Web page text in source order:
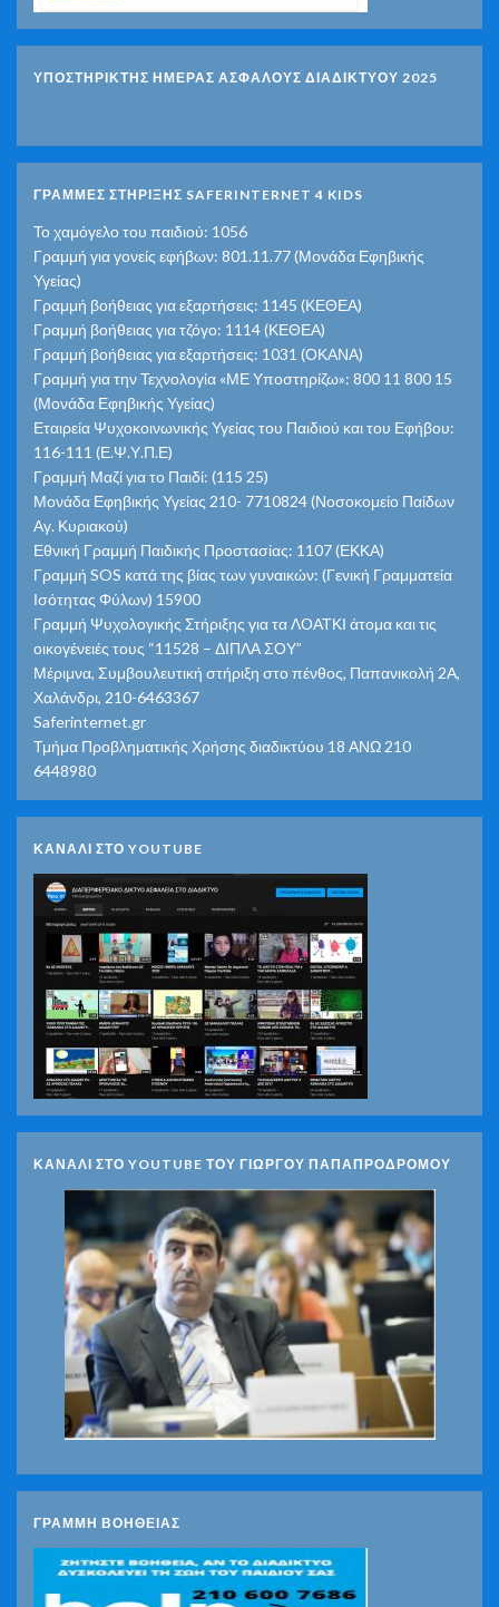
ΥΠΟΣΤΗΡΙΚΤΗΣ ΗΜΕΡΑΣ ΑΣΦΑΛΟΥΣ ΔΙΑΔΙΚΤΥΟΥ 2025
ΓΡΑΜΜΕΣ ΣΤΗΡΙΞΗΣ SAFERINTERNET 4 KIDS
Το χαμόγελο του παιδιού: 1056
Γραμμή για γονείς εφήβων: 801.11.77 (Μονάδα Εφηβικής
Υγείας)
Γραμμή βοήθειας για εξαρτήσεις: 1145 (ΚΕΘΕΑ)
Γραμμή βοήθειας για τζόγο: 1114 (ΚΕΘΕΑ)
Γραμμή βοήθειας για εξαρτήσεις: 1031 (ΟΚΑΝΑ)
Γραμμή για την Τεχνολογία «ΜΕ Υποστηρίζω»: 800 11 800 15
(Μονάδα Εφηβικής Υγείας)
Εταιρεία Ψυχοκοινωνικής Υγείας του Παιδιού και του Εφήβου:
116-111 (Ε.Ψ.Υ.Π.Ε)
Γραμμή Μαζί για το Παιδί: (115 25)
Μονάδα Εφηβικής Υγείας 210- 7710824 (Νοσοκομείο Παίδων
Αγ. Κυριακού)
Εθνική Γραμμή Παιδικής Προστασίας: 1107 (ΕΚΚΑ)
Γραμμή SOS κατά της βίας των γυναικών: (Γενική Γραμματεία
Ισότητας Φύλων) 15900
Γραμμή Ψυχολογικής Στήριξης για τα ΛΟΑΤΚΙ άτομα και τις
οικογένειές τους “11528 – ΔΙΠΛΑ ΣΟΥ”
Μέριμνα, Συμβουλευτική στήριξη στο πένθος, Παπανικολή 2Α,
Χαλάνδρι, 210-6463367
Saferinternet.gr
Τμήμα Προβληματικής Χρήσης διαδικτύου 18 ΑΝΩ 210
6448980
ΚΑΝΑΛΙ ΣΤΟ YOUTUBE
ΚΑΝΑΛΙ ΣΤΟ YOUTUBE ΤΟΥ ΓΙΩΡΓΟΥ ΠΑΠΑΠΡΟΔΡΟΜΟΥ
ΓΡΑΜΜΗ ΒΟΗΘΕΙΑΣ